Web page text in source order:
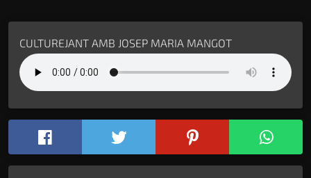
CULTUREJANT AMB JOSEP MARIA MANGOT